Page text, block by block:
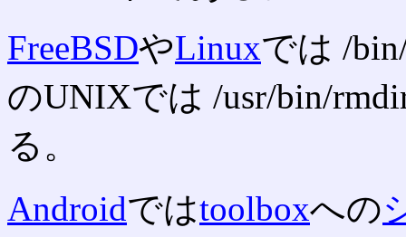
FreeBSDやLinuxでは /
のUNIXでは /usr/bin/
る。
Androidではtoolboxへの